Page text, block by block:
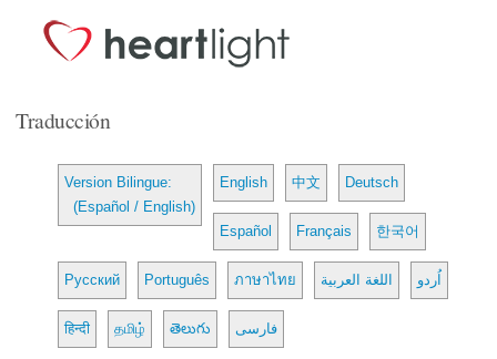
Traducción
Version Bilingue:
(Español / English)
English 中文 Deutsch
Español Français 한국어
Русский Português ภาษาไทย اللغة العربية اُردو
हिन्दी தமிழ் తెలుగు فارسی